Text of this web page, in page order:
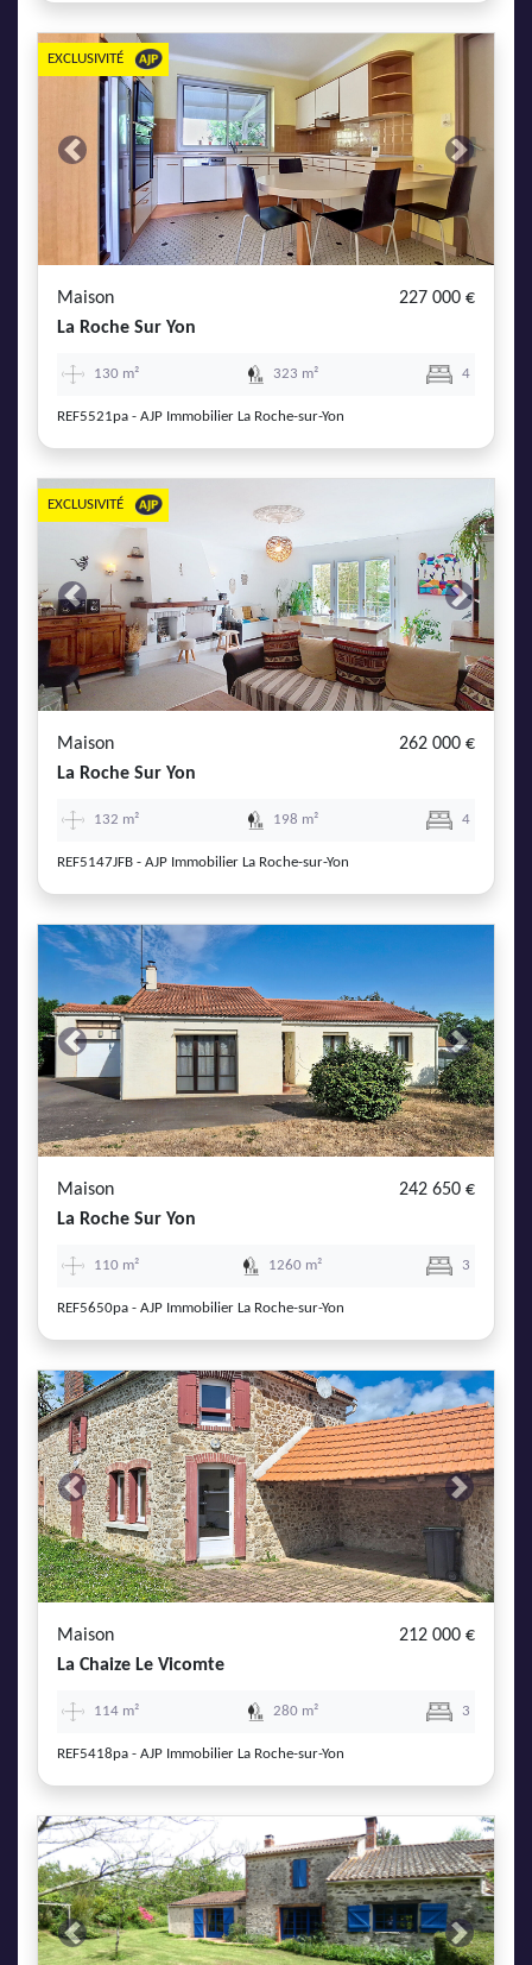
Previous Next
EXCLUSIVITÉ
Maison
227 000 €
La Roche Sur Yon
130 m² 323 m² 4
REF5521pa - AJP Immobilier La Roche-sur-Yon
Previous Next
EXCLUSIVITÉ
Maison
262 000 €
La Roche Sur Yon
132 m² 198 m² 4
REF5147JFB - AJP Immobilier La Roche-sur-Yon
Previous Next
Maison
242 650 €
La Roche Sur Yon
110 m² 1260 m² 3
REF5650pa - AJP Immobilier La Roche-sur-Yon
Previous Next
Maison
212 000 €
La Chaize Le Vicomte
114 m² 280 m² 3
REF5418pa - AJP Immobilier La Roche-sur-Yon
Previous Next